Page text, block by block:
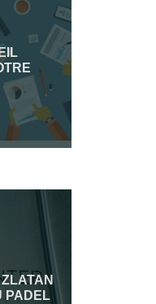
ZLATAN
PADEL